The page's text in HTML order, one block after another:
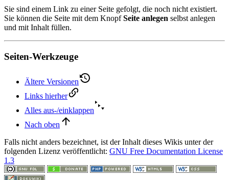
Sie sind einem Link zu einer Seite gefolgt, die noch nicht existiert.
Sie können die Seite mit dem KnopfSeite anlegen selbst anlegen
und mit Inhalt füllen.
Seiten-Werkzeuge
Ältere Versionen
Links hierher
Alles aus-/einklappen
Nach oben
Falls nicht anders bezeichnet, ist der Inhalt dieses Wikis unter der
folgenden Lizenz veröffentlicht: GNU Free Documentation License
1.3